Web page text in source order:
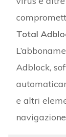
Total
Adblock,
e altri